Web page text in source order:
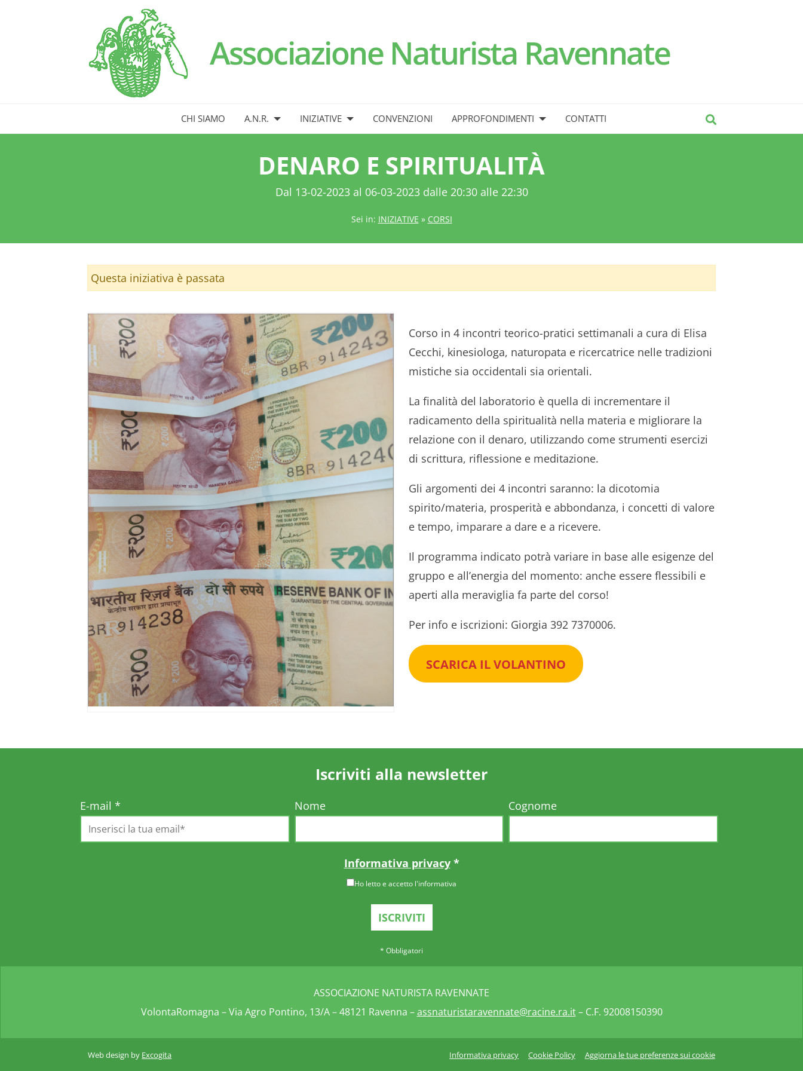
CHI SIAMO A.N.R. INIZIATIVE CONVENZIONI APPROFONDIMENTI CONTATTI
DENARO E SPIRITUALITÀ
Dal 13-02-2023 al 06-03-2023 dalle 20:30 alle 22:30
Sei in: INIZIATIVE » CORSI
Questa iniziativa è passata
Corso in 4 incontri teorico-pratici settimanali a cura di Elisa
Cecchi, kinesiologa, naturopata e ricercatrice nelle tradizioni
mistiche sia occidentali sia orientali.
La finalità del laboratorio è quella di incrementare il
radicamento della spiritualità nella materia e migliorare la
relazione con il denaro, utilizzando come strumenti esercizi
di scrittura, riflessione e meditazione.
Gli argomenti dei 4 incontri saranno: la dicotomia
spirito/materia, prosperità e abbondanza, i concetti di valore
e tempo, imparare a dare e a ricevere.
Il programma indicato potrà variare in base alle esigenze del
gruppo e all’energia del momento: anche essere flessibili e
aperti alla meraviglia fa parte del corso!
Per info e iscrizioni: Giorgia 392 7370006.
SCARICA IL VOLANTINO
Iscriviti alla newsletter
E-mail* Nome Cognome
Informativa privacy *
Ho letto e accetto l'informativa
* Obbligatori
ASSOCIAZIONE NATURISTA RAVENNATE
VolontaRomagna – Via Agro Pontino, 13/A – 48121 Ravenna –assnaturistaravennate@racine.ra.it– C.F. 92008150390
Web design by Excogita Informativa privacy Cookie Policy Aggiorna le tue preferenze sui cookie